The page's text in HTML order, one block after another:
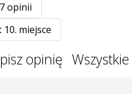
7 opinii
10. miejsce
opinię